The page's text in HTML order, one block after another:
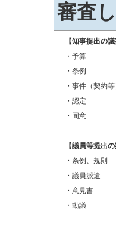
審査
【知事提出の議
・予算
・条例
・事件（契約等
・認定
・同意
【議員等提出の
・条例、規則
・議員派遣
・意見書
・動議